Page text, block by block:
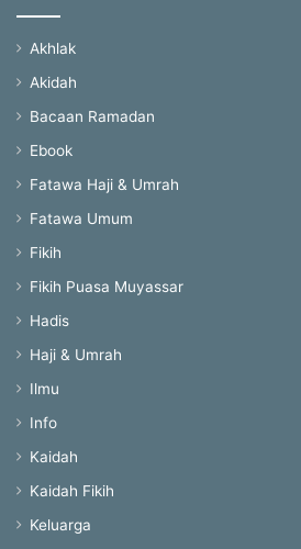
Akhlak
Akidah
Bacaan Ramadan
Ebook
Fatawa Haji & Umrah
Fatawa Umum
Fikih
Fikih Puasa Muyassar
Hadis
Haji & Umrah
Ilmu
Info
Kaidah
Kaidah Fikih
Keluarga